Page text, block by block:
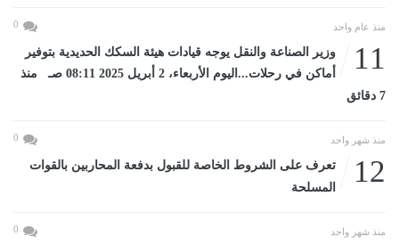
منذ عام واحد 0
11
وزير الصناعة والنقل يوجه قيادات هيئة السكك الحديدية بتوفير
أماكن في رحلات...اليوم الأربعاء، 2 أبريل 2025 08:11 صـ منذ
7 دقائق
منذ شهر واحد 0
12
تعرف على الشروط الخاصة للقبول بدفعة المحاربين بالقوات
المسلحة
منذ شهر واحد 0